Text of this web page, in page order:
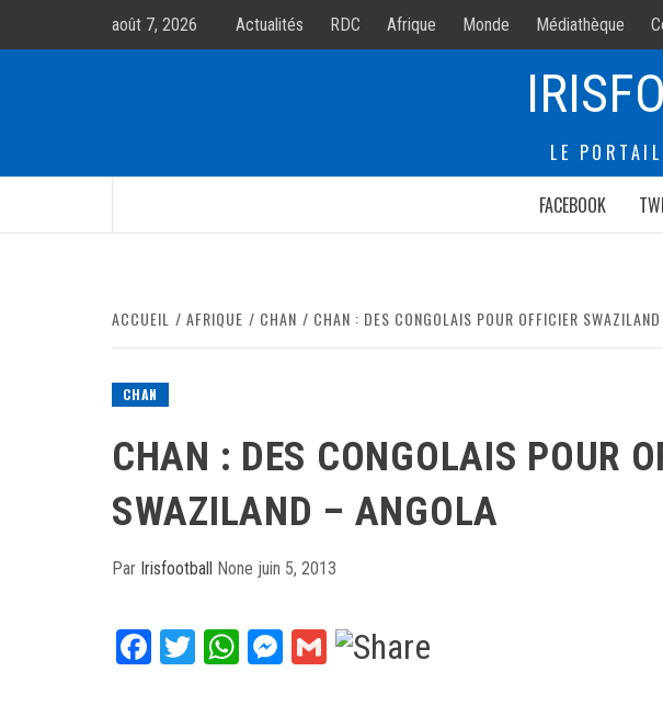
août 7, 2026 Actualités RDC Afrique Monde Médiathèque
LE
FACEBOOK
ACCUEIL AFRIQUE CHAN CHAN : DES CONGOLAIS POUR OFFICIER
CHAN
CHAN : DES CONGOLAIS POUR
SWAZILAND – ANGOLA
Par Irisfootball None juin 5, 2013
Facebook
TwitterWhatsApp
Messenger
Gmail